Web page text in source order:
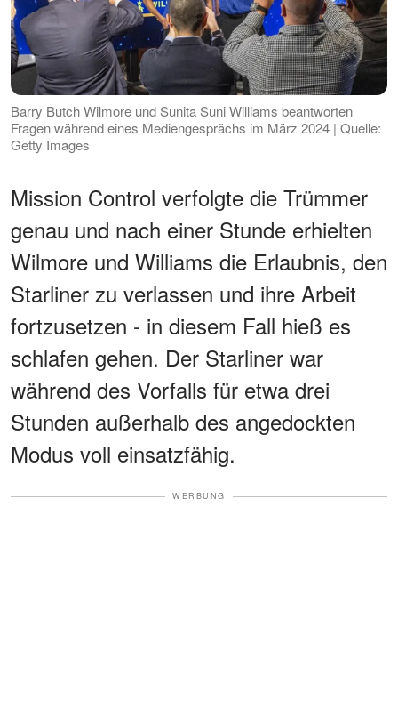
Barry Butch Wilmore und Sunita Suni Williams beantworten
Fragen während eines Mediengesprächs im März 2024 | Quelle:
Getty Images
Mission Control verfolgte die Trümmer
genau und nach einer Stunde erhielten
Wilmore und Williams die Erlaubnis, den
Starliner zu verlassen und ihre Arbeit
fortzusetzen - in diesem Fall hieß es
schlafen gehen. Der Starliner war
während des Vorfalls für etwa drei
Stunden außerhalb des angedockten
Modus voll einsatzfähig.
WERBUNG